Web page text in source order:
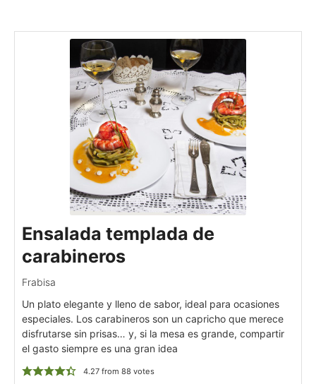
Ensalada templada de
carabineros
Frabisa
Un plato elegante y lleno de sabor, ideal para ocasiones
especiales. Los carabineros son un capricho que merece
disfrutarse sin prisas… y, si la mesa es grande, compartir
el gasto siempre es una gran idea
4.27from 88 votes